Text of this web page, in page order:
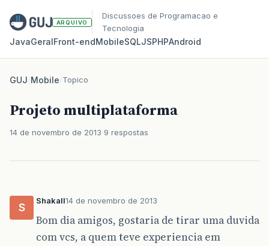
ARQUIVO
Discussoes de Programacao e
Tecnologia
JavaGeralFront‑endMobileSQLJSPHPAndroid
GUJ/Mobile/Topico
Projeto multiplataforma
14 de novembro de 2013 9 respostas
S
Shakall14 de novembro de 2013
Bom dia amigos, gostaria de tirar uma duvida
com vcs, a quem teve experiencia em